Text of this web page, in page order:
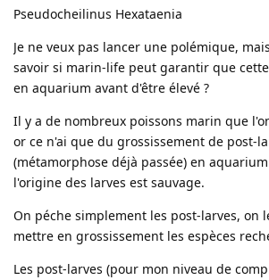
Pseudocheilinus Hexataenia
Je ne veux pas lancer une polémique,
savoir si marin-life peut garantir que
en aquarium avant d'être élevé ?
Il y a de nombreux poissons marin que
or ce n'ai que du grossissement de post-
(métamorphose déjà passée) en
l'origine des larves est sauvage.
On péche simplement les post-larves, on
mettre en grossissement les espèces
Les post-larves (pour mon niveau de